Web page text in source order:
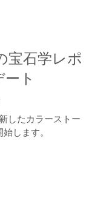
宝石学レポ
ト
したカラーストー
します。